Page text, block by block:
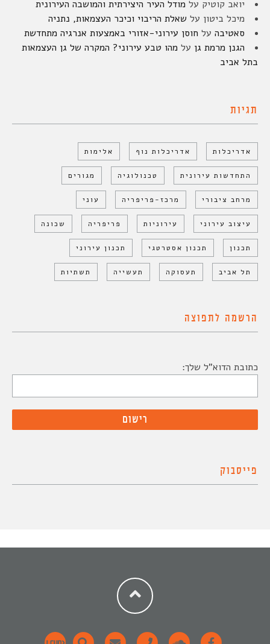
יואב קוטיק על מודל העיר היצירתית והמושבה העירונית
מיכל ביטון על שאלת הריבוי וכיכר העצמאות, נתניה
סאטיבה על חוסן עירוני-אזורי באמצעות אנרגיה מתחדשת
הגנן מרמת גן על מהו טבע עירוני? המקרה של גן העצמאות
בתל אביב
תגיות
אדריכלות אדריכלות נוף אלימות
התחדשות עירונית טכנולוגיה מגורים
מרחב ציבורי מרכז-פריפריה עוני
עיצוב עירוני עירוניות פריפריה שכונה
תכנון תכנון אסטרטגי תכנון עירוני
תל אביב תעסוקה תעשייה תשתיות
הרשמה לתפוצה
כתובת הדוא"ל שלך:
פייסבוק